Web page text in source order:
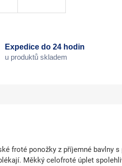
Expedice do 24 hodin
u produktů skladem
froté ponožky z příjemné bavlny
Měkký celofroté úplet